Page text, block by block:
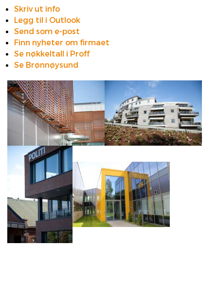
Skriv ut info
Legg til i Outlook
Send som e-post
Finn nyheter om firmaet
Se nøkkeltall i Proff
Se Brønnøysund